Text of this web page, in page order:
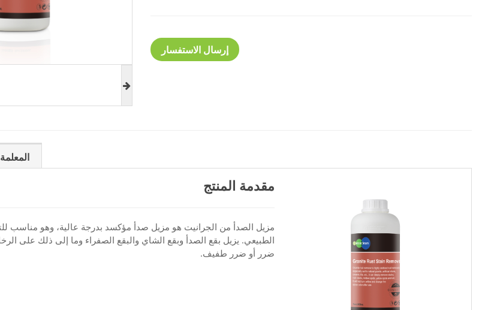
إرسال الاستفسار
المعلمة
مقدمة المنتج
مزيل الصدأ من الجرانيت هو مزيل صدأ مؤكسد بدرجة عالية، وهو مناسب
الطبيعي. يزيل بقع الصدأ وبقع الشاي والبقع الصفراء وما إلى ذلك على
ضرر أو ضرر طفيف.